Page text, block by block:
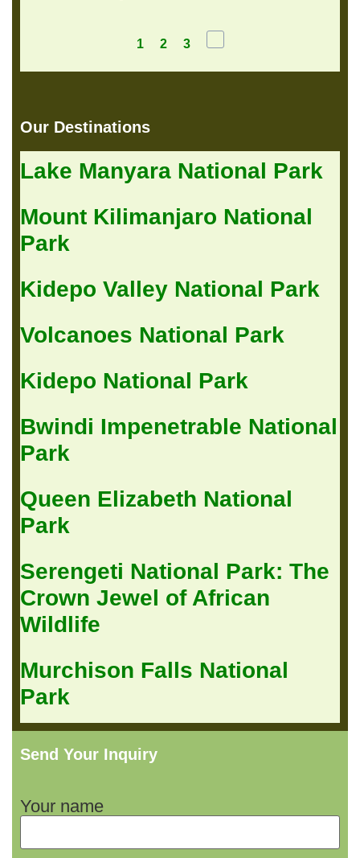
1 2 3
Our Destinations
Lake Manyara National Park
Mount Kilimanjaro National
Park
Kidepo Valley National Park
Volcanoes National Park
Kidepo National Park
Bwindi Impenetrable National
Park
Queen Elizabeth National
Park
Serengeti National Park: The
Crown Jewel of African
Wildlife
Murchison Falls National
Park
Send Your Inquiry
Your name